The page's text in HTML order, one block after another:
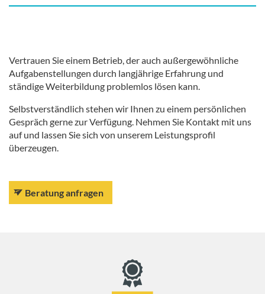
Vertrauen Sie einem Betrieb, der auch außergewöhnliche
Aufgabenstellungen durch langjährige Erfahrung und
ständige Weiterbildung problemlos lösen kann.
Selbstverständlich stehen wir Ihnen zu einem persönlichen
Gespräch gerne zur Verfügung. Nehmen Sie Kontakt mit uns
auf und lassen Sie sich von unserem Leistungsprofil
überzeugen.
Beratung anfragen